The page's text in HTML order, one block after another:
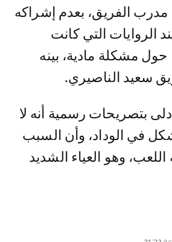
الفريق، بعدم إشراكه
الروايات التي كانت
مشكلة مادية، بينه
سعيد الناصيري.
بتصريحات رسمية أنه لا
في الوداد، وأن السبب
وهو العياء الشديد